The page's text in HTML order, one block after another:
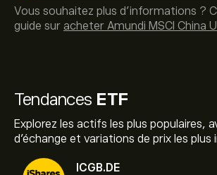
Tendances ETF
Explorez les actifs les plus populaires,
d’échange et variations de prix les
ICGB.DE
Vous souhaitez plus d'informations ?
guide sur acheter Amundi MSCI China